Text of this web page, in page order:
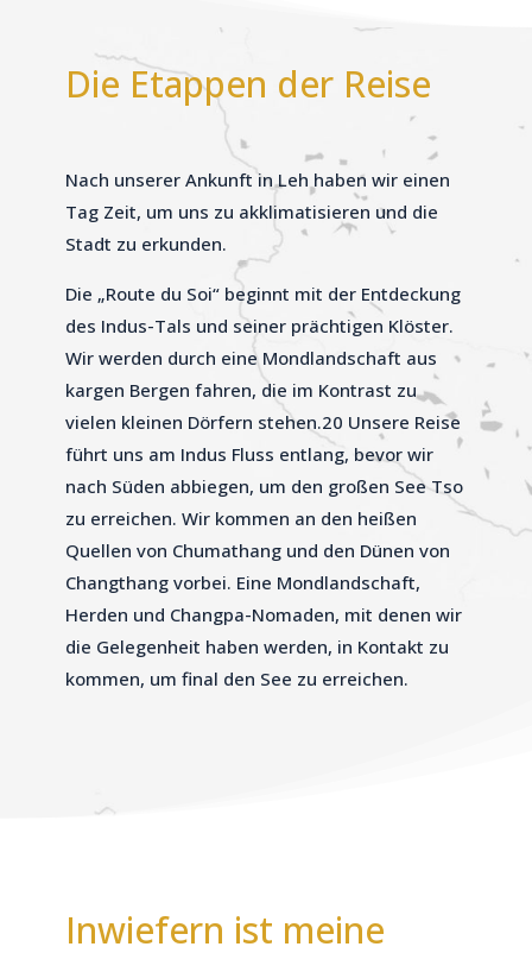
Die Etappen der Reise
Nach unserer Ankunft in Leh haben wir einen
Tag Zeit, um uns zu akklimatisieren und die
Stadt zu erkunden.
Die „Route du Soi“ beginnt mit der Entdeckung
des Indus-Tals und seiner prächtigen Klöster.
Wir werden durch eine Mondlandschaft aus
kargen Bergen fahren, die im Kontrast zu
vielen kleinen Dörfern stehen.20 Unsere Reise
führt uns am Indus Fluss entlang, bevor wir
nach Süden abbiegen, um den großen See Tso
zu erreichen. Wir kommen an den heißen
Quellen von Chumathang und den Dünen von
Changthang vorbei. Eine Mondlandschaft,
Herden und Changpa-Nomaden, mit denen wir
die Gelegenheit haben werden, in Kontakt zu
kommen, um final den See zu erreichen.
Inwiefern ist meine